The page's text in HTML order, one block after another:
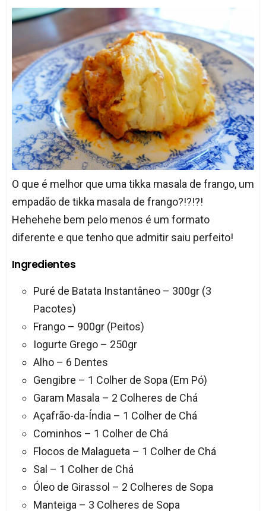
O que é melhor que uma tikka masala de frango, um
empadão de tikka masala de frango?!?!?!
Hehehehe bem pelo menos é um formato
diferente e que tenho que admitir saiu perfeito!
Ingredientes
Puré de Batata Instantâneo – 300gr (3
Pacotes)
Frango – 900gr (Peitos)
Iogurte Grego – 250gr
Alho – 6 Dentes
Gengibre – 1 Colher de Sopa (Em Pó)
Garam Masala – 2 Colheres de Chá
Açafrão-da-Índia – 1 Colher de Chá
Cominhos – 1 Colher de Chá
Flocos de Malagueta – 1 Colher de Chá
Sal – 1 Colher de Chá
Óleo de Girassol – 2 Colheres de Sopa
Manteiga – 3 Colheres de Sopa